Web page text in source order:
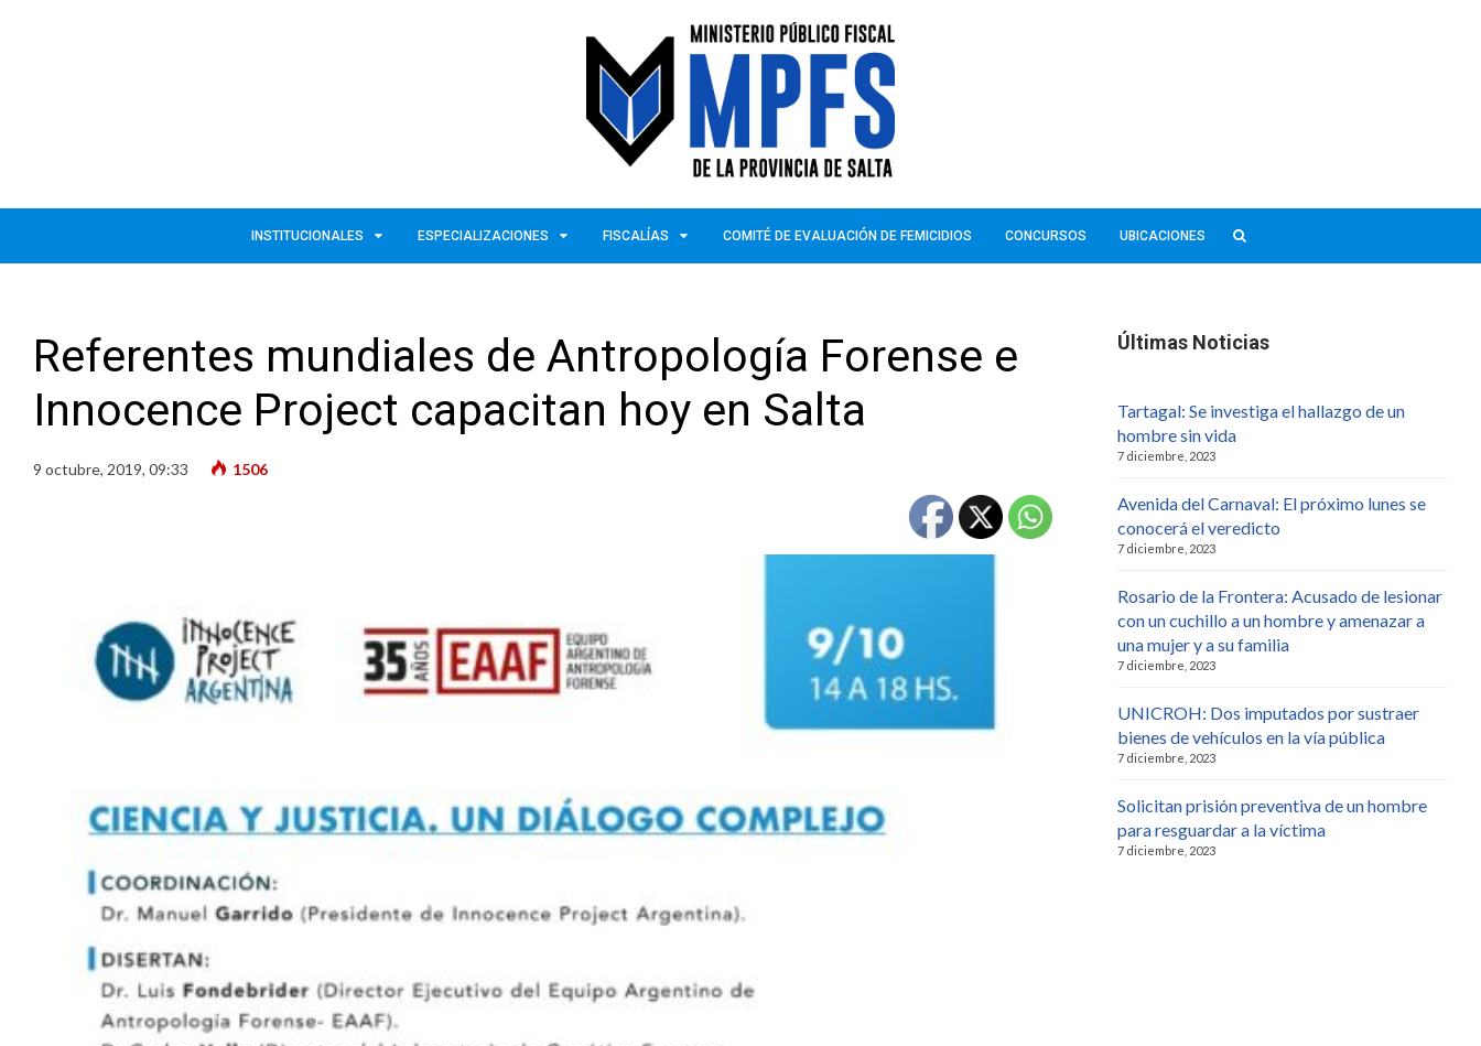
INSTITUCIONALES ESPECIALIZACIONES FISCALÍAS COMITÉ DE EVALUACIÓN DE FEMICIDIOS CONCURSOS UBICACIONES
Referentes mundiales de Antropología Forense e
Innocence Project capacitan hoy en Salta
9 octubre, 2019, 09:33 1506
Últimas Noticias
Tartagal: Se investiga el hallazgo de un
hombre sin vida
7 diciembre, 2023
Avenida del Carnaval: El próximo lunes se
conocerá el veredicto
7 diciembre, 2023
Rosario de la Frontera: Acusado de lesionar
con un cuchillo a un hombre y amenazar a
una mujer y a su familia
7 diciembre, 2023
UNICROH: Dos imputados por sustraer
bienes de vehículos en la vía pública
7 diciembre, 2023
Solicitan prisión preventiva de un hombre
para resguardar a la víctima
7 diciembre, 2023